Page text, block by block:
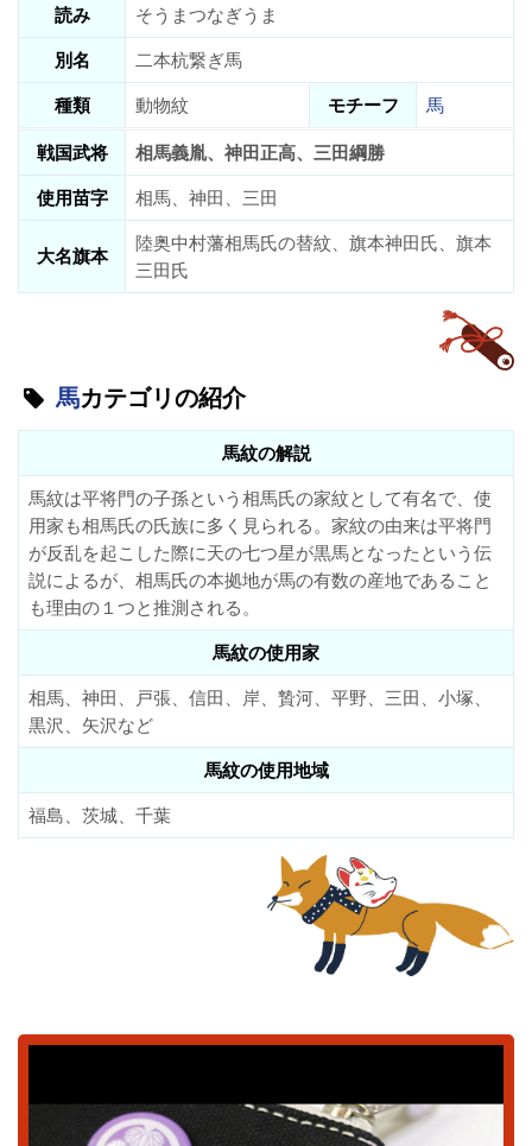
読み
そうまつなぎうま
別名
二本杭繋ぎ馬
種類
動物紋 モチーフ
馬
戦国武将
相馬義胤、神田正高、三田綱勝
使用苗字
相馬、神田、三田
大名旗本
陸奥中村藩相馬氏の替紋、旗本神田氏、旗本
三田氏
馬カテゴリの紹介
馬紋の解説
馬紋は平将門の子孫という相馬氏の家紋として有名で、使
用家も相馬氏の氏族に多く見られる。家紋の由来は平将門
が反乱を起こした際に天の七つ星が黒馬となったという伝
説によるが、相馬氏の本拠地が馬の有数の産地であること
も理由の１つと推測される。
馬紋の使用家
相馬、神田、戸張、信田、岸、贄河、平野、三田、小塚、
黒沢、矢沢など
馬紋の使用地域
福島、茨城、千葉